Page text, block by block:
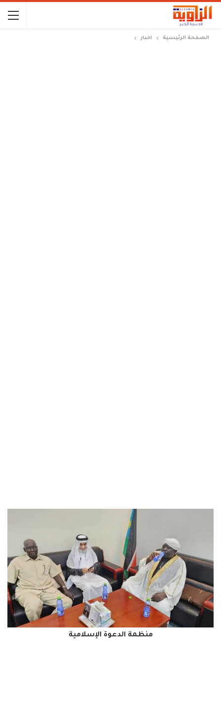
الصفحة الرئيسية اخبار
منظمة الدعوة الإسلامية